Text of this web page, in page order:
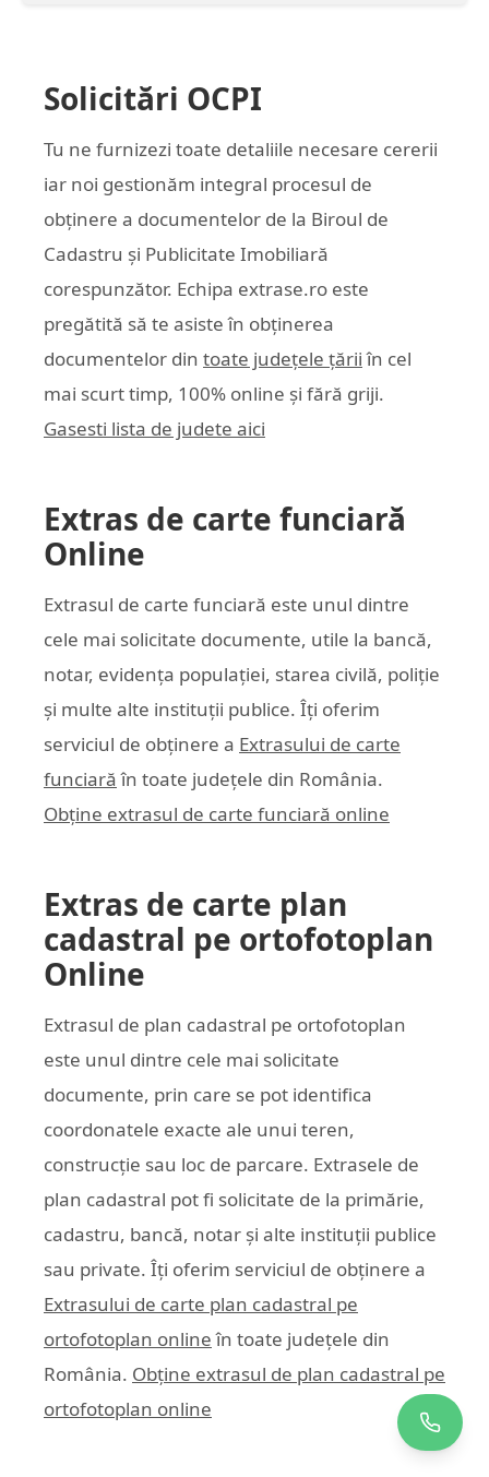
Solicitări OCPI
Tu ne furnizezi toate detaliile necesare cererii
iar noi gestionăm integral procesul de
obținere a documentelor de la Biroul de
Cadastru și Publicitate Imobiliară
corespunzător. Echipa extrase.ro este
pregătită să te asiste în obținerea
documentelor din toate județele țării în cel
mai scurt timp, 100% online și fără griji.
Gasesti lista de judete aici
Extras de carte funciară
Online
Extrasul de carte funciară este unul dintre
cele mai solicitate documente, utile la bancă,
notar, evidența populației, starea civilă, poliție
și multe alte instituții publice. Îți oferim
serviciul de obținere a Extrasului de carte
funciară în toate județele din România.
Obține extrasul de carte funciară online
Extras de carte plan
cadastral pe ortofotoplan
Online
Extrasul de plan cadastral pe ortofotoplan
este unul dintre cele mai solicitate
documente, prin care se pot identifica
coordonatele exacte ale unui teren,
construcție sau loc de parcare. Extrasele de
plan cadastral pot fi solicitate de la primărie,
cadastru, bancă, notar și alte instituții publice
sau private. Îți oferim serviciul de obținere a
Extrasului de carte plan cadastral pe
ortofotoplan online în toate județele din
România. Obține extrasul de plan cadastral pe
ortofotoplan online